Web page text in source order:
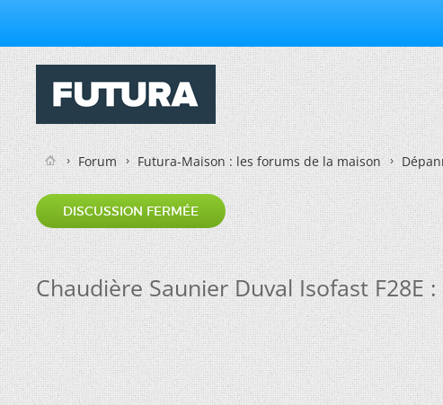
Forum Futura-Maison : les forums de la maison
DISCUSSION FERMÉE
Chaudière Saunier Duval Isofast F28E